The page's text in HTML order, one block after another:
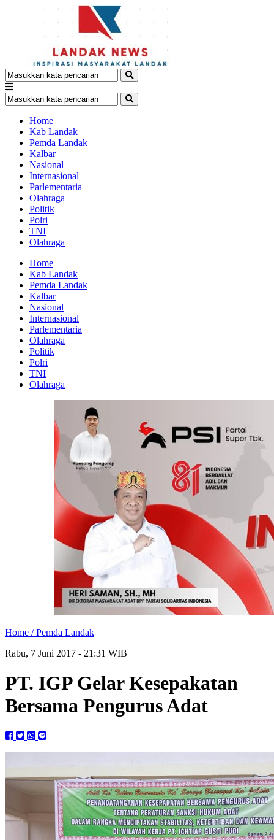
Home
Kab Landak
Pemda Landak
Kalbar
Nasional
Internasional
Parlementaria
Olahraga
Politik
Polri
TNI
Olahraga
Home
Kab Landak
Pemda Landak
Kalbar
Nasional
Internasional
Parlementaria
Olahraga
Politik
Polri
TNI
Olahraga
Home /Pemda Landak
Rabu, 7 Juni 2017 - 21:31 WIB
PT. IGP Gelar Kesepakatan
Bersama Pengurus Adat